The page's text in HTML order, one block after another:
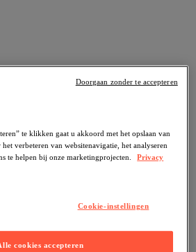
te klikken gaat u akkoord met het opslaan van
verbeteren van websitenavigatie, het analyseren
te helpen bij onze marketingprojecten.
Privacy
Cookie-instellingen
cookies accepteren
Doorgaan zonder te accepteren